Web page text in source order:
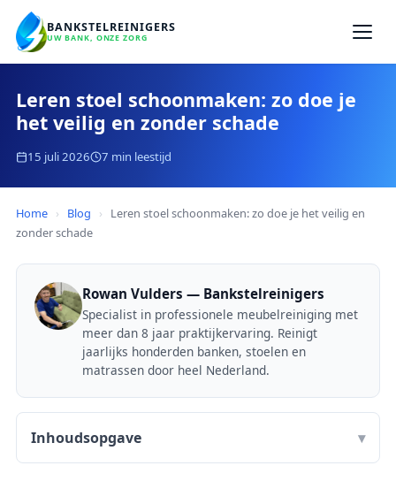
BANKSTELREINIGERS
UW BANK, ONZE ZORG
Leren stoel schoonmaken: zo doe je
het veilig en zonder schade
15 juli 2026 7 min leestijd
Home › Blog ›
Leren stoel schoonmaken: zo doe je het veilig en
zonder schade
Rowan Vulders — Bankstelreinigers
Specialist in professionele meubelreiniging met
meer dan 8 jaar praktijkervaring. Reinigt
jaarlijks honderden banken, stoelen en
matrassen door heel Nederland.
Inhoudsopgave